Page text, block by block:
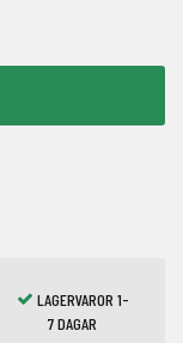
LAGERVAROR 1-
7 DAGAR